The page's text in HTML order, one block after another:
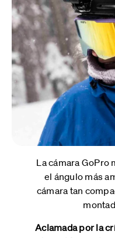
La cámara GoPro
el ángulo más
cámara tan
Aclamada por la